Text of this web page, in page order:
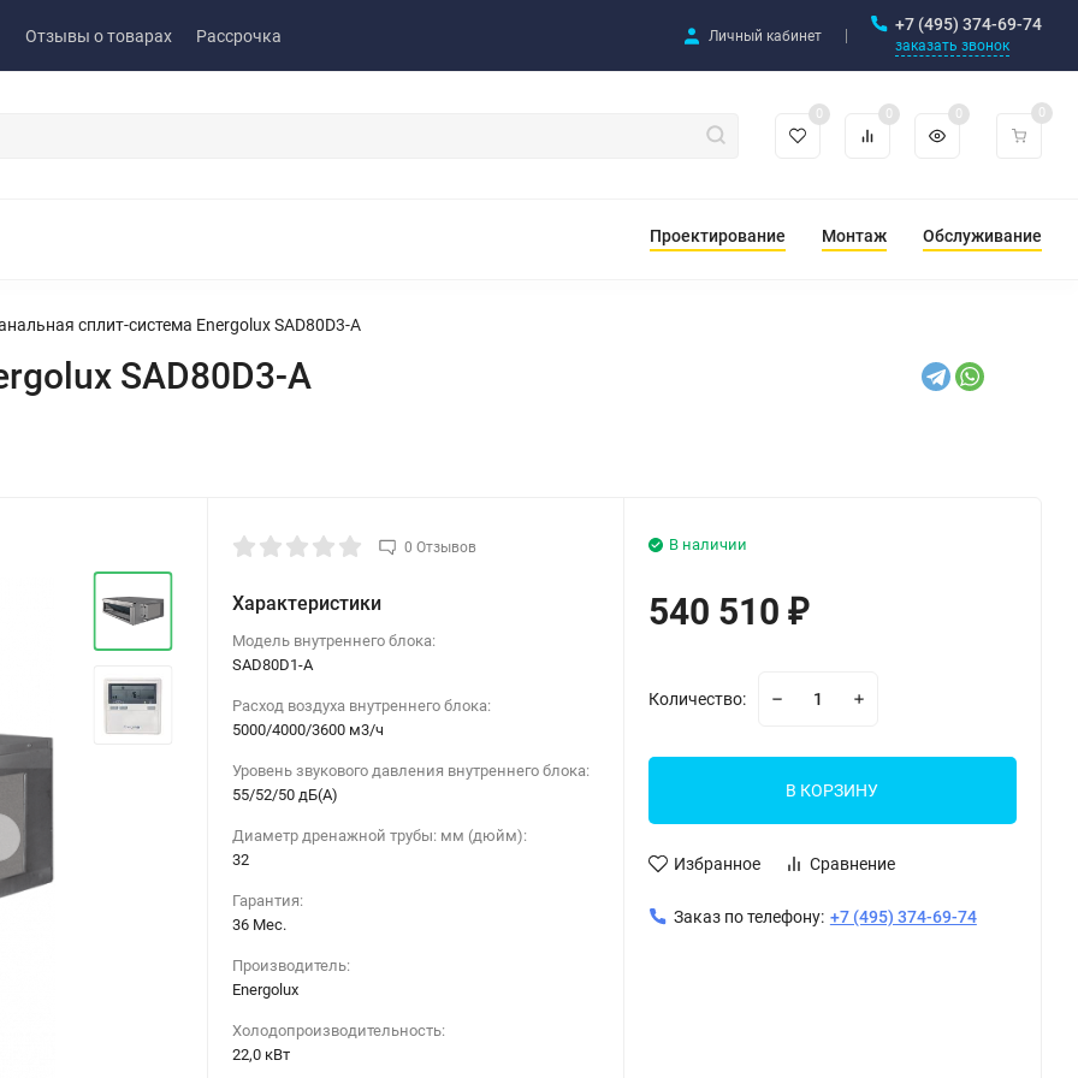
Отзывы о товарах Рассрочка Личный кабинет
+7 (495) 374-69-74
заказать звонок
0 0 0 0
Проектирование Монтаж Обслуживание
сплит-система Energolux SAD80D3-A
SAD80D3-A
0 Отзывов
Характеристики
Модель внутреннего блока:
SAD80D1-A
Расход воздуха внутреннего блока:
5000/4000/3600 м3/ч
Уровень звукового давления внутреннего блока:
55/52/50 дБ(А)
Диаметр дренажной трубы: мм (дюйм):
32
Гарантия:
36 Мес.
Производитель:
Energolux
Холодопроизводительность:
22,0 кВт
В наличии
540 510 ₽
Количество:
В КОРЗИНУ
Избранное Сравнение
Заказ по телефону: +7 (495) 374-69-74